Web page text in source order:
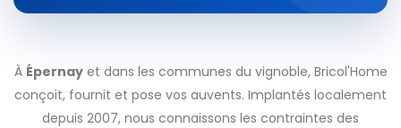
À Épernayet dans les communes du vignoble, Bricol'Home
conçoit, fournit et pose vos auvents. Implantés localement
depuis 2007, nous connaissons les contraintes des